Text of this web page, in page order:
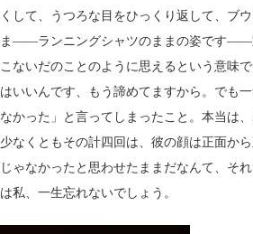
して、うつろな目をひっくり返して、ブ
――ランニングシャツのままの姿です――
ないだのことのように思えるという意味
いいんです、もう諦めてますから。でも
かった」と言ってしまったこと。本当は
なくともその計四回は、彼の顔は正面か
ゃなかったと思わせたままだなんて、そ
私、一生忘れないでしょう。